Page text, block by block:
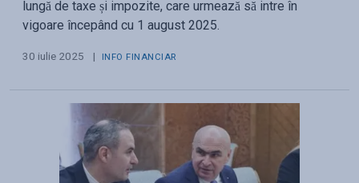
lungă de taxe și impozite, care urmează să intre în
vigoare începând cu 1 august 2025.
30 iulie 2025 | INFO FINANCIAR